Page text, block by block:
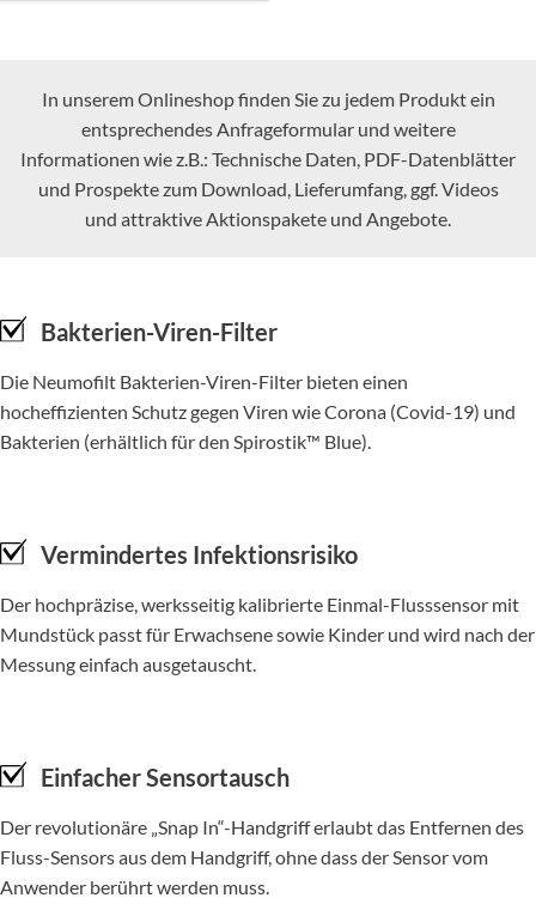
In unserem Onlineshop finden Sie zu jedem Produkt ein
entsprechendes Anfrageformular und weitere
Informationen wie z.B.: Technische Daten, PDF-Datenblätter
und Prospekte zum Download, Lieferumfang, ggf. Videos
und attraktive Aktionspakete und Angebote.
Bakterien-Viren-Filter
Die Neumofilt Bakterien-Viren-Filter bieten einen
hocheffizienten Schutz gegen Viren wie Corona (Covid-19) und
Bakterien (erhältlich für den Spirostik™ Blue).
Vermindertes Infektionsrisiko
Der hochpräzise, werksseitig kalibrierte Einmal-Flusssensor mit
Mundstück passt für Erwachsene sowie Kinder und wird nach der
Messung einfach ausgetauscht.
Einfacher Sensortausch
Der revolutionäre „Snap In“-Handgriff erlaubt das Entfernen des
Fluss-Sensors aus dem Handgriff, ohne dass der Sensor vom
Anwender berührt werden muss.